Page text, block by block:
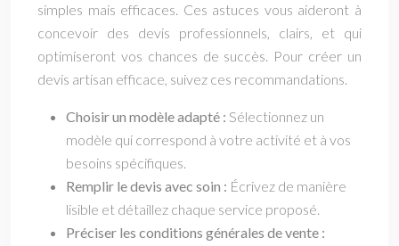
simples mais efficaces. Ces astuces vous aideront à
concevoir des devis professionnels, clairs, et qui
optimiseront vos chances de succès. Pour créer un
devis artisan efficace, suivez ces recommandations.
Choisir un modèle adapté : Sélectionnez un
modèle qui correspond à votre activité et à vos
besoins spécifiques.
Remplir le devis avec soin : Écrivez de manière
lisible et détaillez chaque service proposé.
Préciser les conditions générales de vente :